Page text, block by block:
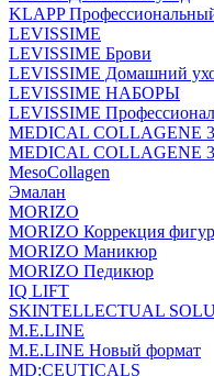
KLAPP
LEVISSIME
LEVISSIME Брови
LEVISSIME Домашний
LEVISSIME НАБОРЫ
LEVISSIME
MEDICAL COLLAGENE
MEDICAL COLLAGENE
MesoCollagen
Эмалан
MORIZO
MORIZO Коррекция
MORIZO Маникюр
MORIZO Педикюр
IQ LIFT
SKINTELLECTUAL
M.E.LINE
M.E.LINE Новый формат
MD:CEUTICALS